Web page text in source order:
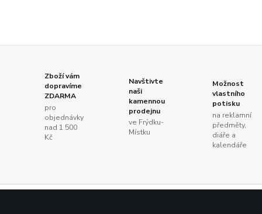
Zboží vám
dopravíme
ZDARMA
pro
objednávky
nad 1 500
Kč
Navštivte
naši
kamennou
prodejnu
ve Frýdku-
Místku
Možnost
vlastního
potisku
na reklamní
předměty,
diáře a
kalendáře